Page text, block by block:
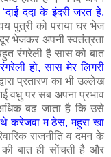
‘दाई ददा के इंदरी जरत हे,
पुत्री को पराया घर भेज
भेजकर अपनी स्वतंत्रता
रंगरेली है सास को बात
हो, सास मेर लिगरी
प्रतारण का भी उल्लेख
वधु पर सब अपना प्रभाव
बढ जाता है कि उसे
करेजवा म ठेस, महुरा खा
राजनीति व दमन के
बात ही सोंचती है और